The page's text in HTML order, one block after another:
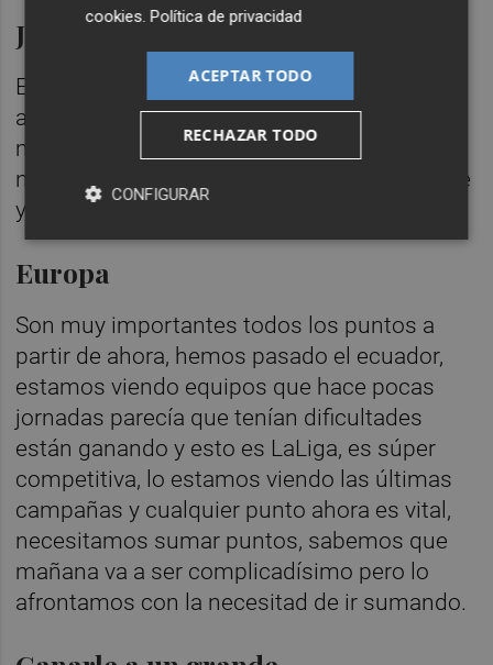
Jesús Santiago
Es un chico queme hablan bien de él, lleva
aquí 4 años, los informes son buenos, un
mediocentro que dadas las necesidades y
no poder contar con Javi Guerra, quería verle
y conocerle y luego veremos.
Europa
Son muy importantes todos los puntos a
partir de ahora, hemos pasado el ecuador,
estamos viendo equipos que hace pocas
jornadas parecía que tenían dificultades
están ganando y esto es LaLiga, es súper
competitiva, lo estamos viendo las últimas
campañas y cualquier punto ahora es vital,
necesitamos sumar puntos, sabemos que
mañana va a ser complicadísimo pero lo
afrontamos con la necesitad de ir sumando.
cookies .Política de privacidad
ACEPTAR TODO
RECHAZAR TODO
CONFIGURAR